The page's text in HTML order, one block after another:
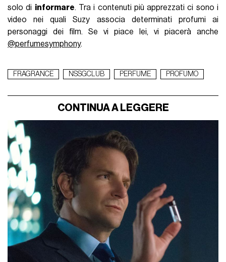
solo di informare. Tra i contenuti più apprezzati ci sono i
video nei quali Suzy associa determinati profumi ai
personaggi dei film. Se vi piace lei, vi piacerà anche
@perfumesymphony.
FRAGRANCE NSSGCLUB PERFUME PROFUMO
CONTINUA A LEGGERE